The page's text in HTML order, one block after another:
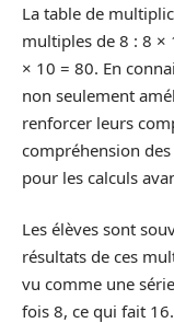
La table de
multiples de 8 : 8 ×
× 10 = 80. En
non seulement
renforcer leurs
compréhension
pour les calculs
Les élèves sont
résultats de ces
vu comme une
fois 8, ce qui fait